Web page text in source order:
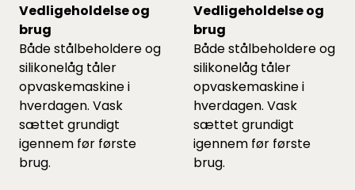
Vedligeholdelse og
brug
Både stålbeholdere og
silikonelåg tåler
opvaskemaskine i
hverdagen. Vask
sættet grundigt
igennem før første
brug.
Vedligeholdelse og
brug
Både stålbeholdere og
silikonelåg tåler
opvaskemaskine i
hverdagen. Vask
sættet grundigt
igennem før første
brug.